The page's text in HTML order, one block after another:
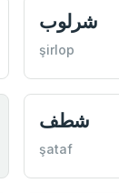
شرلوب
şirlop
شطف
şataf